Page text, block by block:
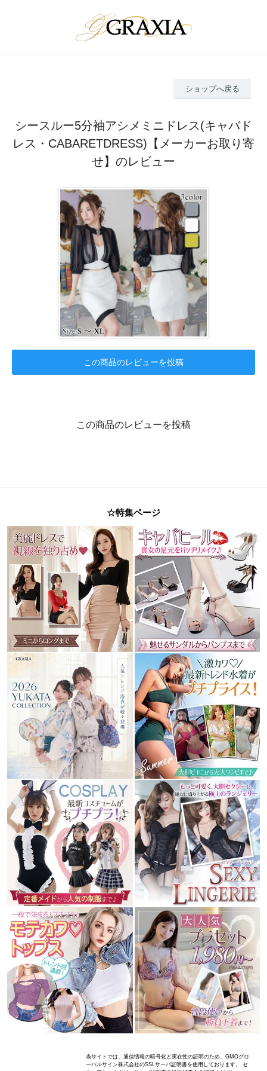
ショップへ戻る
シースルー5分袖アシメミニドレス(キャバド
レス・CABARETDRESS)【メーカーお取り寄
せ】のレビュー
この商品のレビューを投稿
この商品のレビューを投稿
☆特集ページ
当サイトでは、通信情報の暗号化と実在性の証明のため、GMOグロ
ーバルサイン株式会社のSSLサーバ証明書を使用しております。 セ